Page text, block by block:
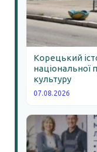
Корецький
національної
культуру
07.08.2026